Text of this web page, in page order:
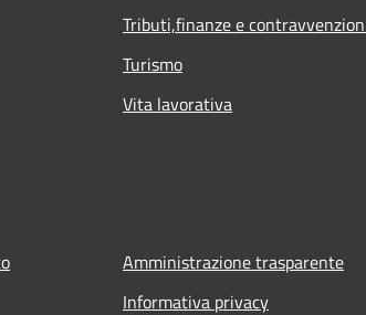
Tributi,finanze e
Turismo
Vita lavorativa
Amministrazione trasparente
Informativa privacy